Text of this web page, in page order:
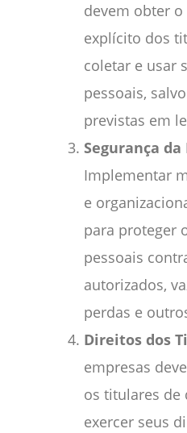
devem obter
explícito dos
coletar e usar
pessoais,
previstas em
Segurança
Implementar
e
para proteger
pessoais
autorizados,
perdas e
Direitos dos
empresas
os titulares de
exercer seus